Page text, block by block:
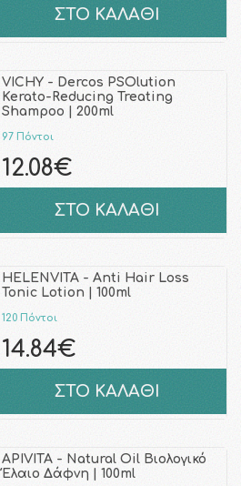
ΣΤΟ ΚΑΛΑΘΙ
VICHY - Dercos PSOlution
Kerato-Reducing Treating
Shampoo | 200ml
97 Πόντοι
12.08€
ΣΤΟ ΚΑΛΑΘΙ
HELENVITA - Anti Hair Loss
Tonic Lotion | 100ml
120 Πόντοι
14.84€
ΣΤΟ ΚΑΛΑΘΙ
APIVITA - Natural Oil Βιολογικό
Έλαιο Δάφνη | 100ml